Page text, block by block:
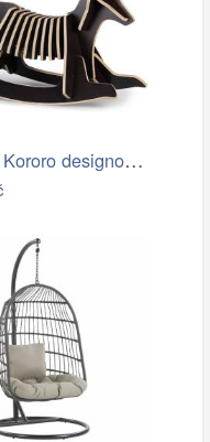
Hubero Kororo designové houpací psi…